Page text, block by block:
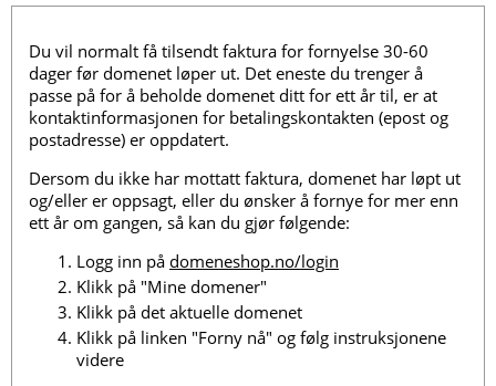
Du vil normalt få tilsendt faktura for fornyelse 30-60
dager før domenet løper ut. Det eneste du trenger å
passe på for å beholde domenet ditt for ett år til, er at
kontaktinformasjonen for betalingskontakten (epost og
postadresse) er oppdatert.
Dersom du ikke har mottatt faktura, domenet har løpt ut
og/eller er oppsagt, eller du ønsker å fornye for mer enn
ett år om gangen, så kan du gjør følgende:
Logg inn på domeneshop.no/login
Klikk på "Mine domener"
Klikk på det aktuelle domenet
Klikk på linken "Forny nå" og følg instruksjonene
videre